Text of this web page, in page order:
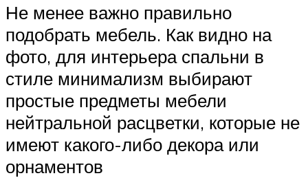
Не менее важно правильно
подобрать мебель. Как видно на
фото, для интерьера спальни в
стиле минимализм выбирают
простые предметы мебели
нейтральной расцветки, которые не
имеют какого-либо декора или
орнаментов